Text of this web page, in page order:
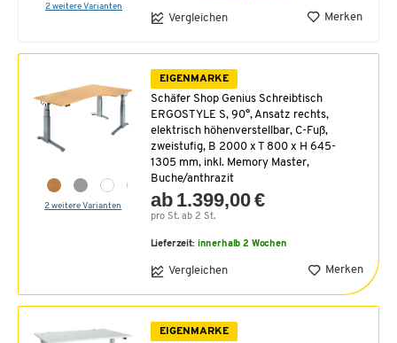
2 weitere Varianten
Vergleichen Merken
2 weitere Varianten
EIGENMARKE
Schäfer Shop Genius Schreibtisch
ERGOSTYLE S, 90°, Ansatz rechts,
elektrisch höhenverstellbar, C-Fuß,
zweistufig, B 2000 x T 800 x H 645-
1305 mm, inkl. Memory Master,
Buche/anthrazit
ab 1.399,00 €
pro St. ab 2 St.
Lieferzeit: innerhalb 2 Wochen
Vergleichen Merken
EIGENMARKE